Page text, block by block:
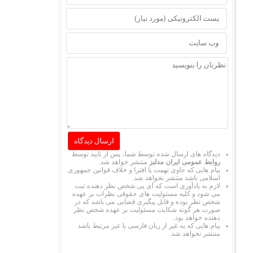
دیدگاه های ارسال شده توسط شما، پس از تایید توسط
روابط عمومی ایران مدلبز منتشر خواهد شد.
پیام هایی که حاوی تهمت یا افترا و خلاف قوانین جمهوری
اسلامی باشد منتشر نخواهد شد.
لازم به یادآوری است که آی پی شخص نظر دهنده ثبت
می شود و کلیه مسئولیت های حقوقی نظرات بر عهده
شخص نظر بوده و قابل پیگیری قضایی می باشد که در
صورت هر گونه شکایت مسئولیت بر عهده شخص نظر
دهنده خواهد بود.
پیام هایی که به غیر از زبان فارسی یا غیر مرتبط باشد
منتشر نخواهد شد.